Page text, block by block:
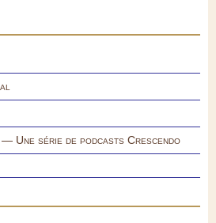
Une série de podcasts Crescendo